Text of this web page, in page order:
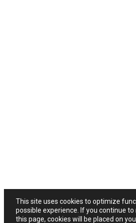
This site uses cookies to optimize
possible experience. If you continue
this page, cookies will be placed on